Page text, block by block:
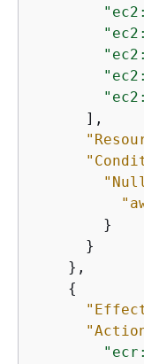
      ],
        }
      }
    },
{